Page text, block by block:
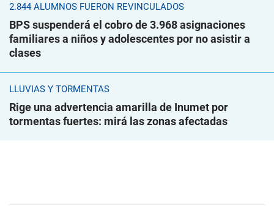
2.844 ALUMNOS FUERON REVINCULADOS
BPS suspenderá el cobro de 3.968 asignaciones
familiares a niños y adolescentes por no asistir a
clases
LLUVIAS Y TORMENTAS
Rige una advertencia amarilla de Inumet por
tormentas fuertes: mirá las zonas afectadas